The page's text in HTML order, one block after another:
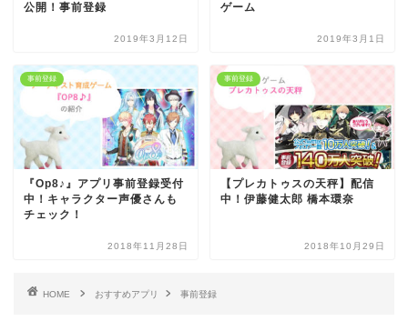
公開！事前登録
2019年3月12日
ゲーム
2019年3月1日
事前登録
『Op8♪』アプリ事前登録受付
中！キャラクター声優さんも
チェック！
2018年11月28日
事前登録
【プレカトゥスの天秤】配信
中！伊藤健太郎 橋本環奈
2018年10月29日
HOME おすすめアプリ 事前登録